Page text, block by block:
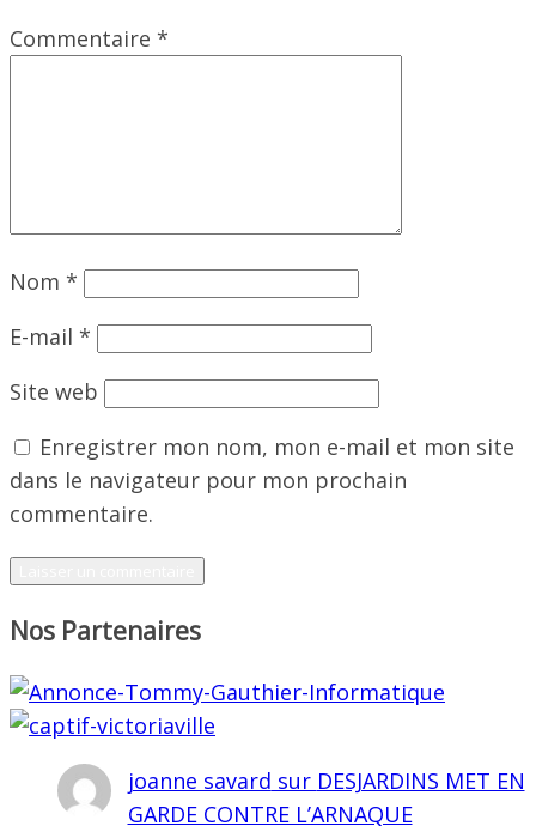
Commentaire *
Nom *
E-mail *
Site web
Enregistrer mon nom, mon e-mail et mon site
dans le navigateur pour mon prochain
commentaire.
Nos Partenaires
joanne savard sur DESJARDINS MET EN
GARDE CONTRE L’ARNAQUE